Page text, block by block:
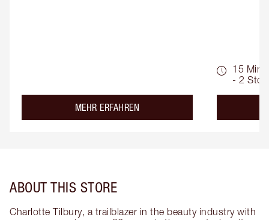
MEHR ERFAHREN
15 Min.
- 2 Std.
ABOUT THIS STORE
Charlotte Tilbury, a trailblazer in the beauty industry with